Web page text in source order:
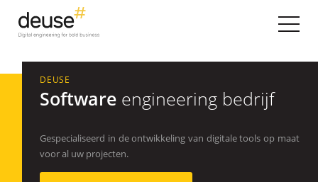
DEUSE
Software engineering bedrijf
Gespecialiseerd in de ontwikkeling van digitale tools op maat
voor al uw projecten.